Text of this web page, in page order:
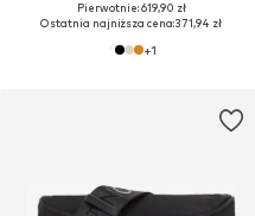
Pierwotnie: 619,90 zł
Ostatnia najniższa cena:371,94 zł
+1